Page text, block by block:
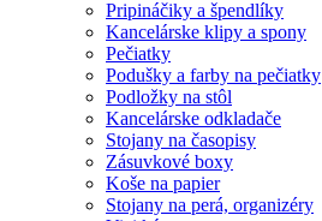
Pripináčiky a špendlíky
Kancelárske klipy a spony
Pečiatky
Podušky a farby na pečiatky
Podložky na stôl
Kancelárske odkladače
Stojany na časopisy
Zásuvkové boxy
Koše na papier
Stojany na perá, organizéry